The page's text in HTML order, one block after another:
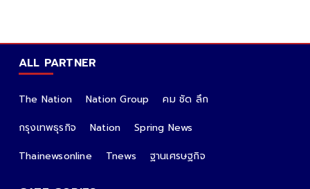
ALL PARTNER
The Nation Nation Group
คม ชัด ลึก
กรุงเทพธุรกิจ
Nation
Spring News
Thainewsonline
Tnews ฐานเศรษฐกิจ